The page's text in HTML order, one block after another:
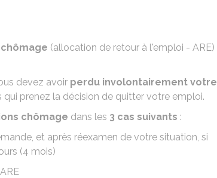
(allocation de retour à l'emploi - ARE)
devez avoir perdu involontairement votre
qui prenez la décision de quitter votre emploi.
chômage dans les 3 cas suivants :
et après réexamen de votre situation, si
(4 mois)